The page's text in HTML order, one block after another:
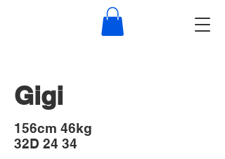
Gigi
​156cm 46kg
32D 24 34